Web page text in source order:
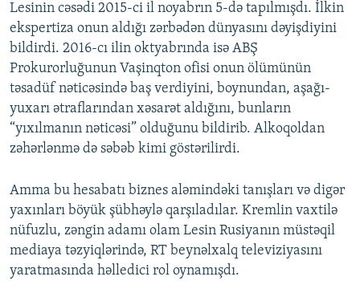
Lesinin cəsədi 2015-ci il noyabrın 5-də tapılmışdı. İlkin
ekspertiza onun aldığı zərbədən dünyasını dəyişdiyini
bildirdi. 2016-cı ilin oktyabrında isə ABŞ
Prokurorluğunun Vaşinqton ofisi onun ölümünün
təsadüf nəticəsində baş verdiyini, boynundan, aşağı-
yuxarı ətraflarından xəsarət aldığını, bunların
“yıxılmanın nəticəsi” olduğunu bildirib. Alkoqoldan
zəhərlənmə də səbəb kimi göstərilirdi.
Amma bu hesabatı biznes aləmindəki tanışları və digər
yaxınları böyük şübhəylə qarşıladılar. Kremlin vaxtilə
nüfuzlu, zəngin adamı olam Lesin Rusiyanın müstəqil
mediaya təzyiqlərində, RT beynəlxalq televiziyasını
yaratmasında həlledici rol oynamışdı.